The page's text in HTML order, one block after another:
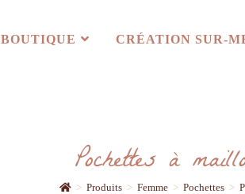
BOUTIQUE CRÉATION SUR-
Pochettes à
> Produits > Femme > Pochettes >